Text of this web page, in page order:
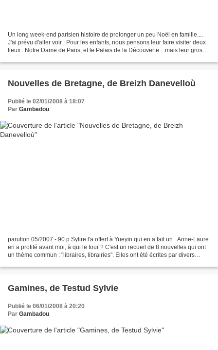
Un long week-end parisien histoire de prolonger un peu Noël en famille....
J'ai prévu d'aller voir : Pour les enfants, nous pensons leur faire visiter deux
lieux : Notre Dame de Paris, et le Palais de la Découverte... mais leur grosse
Nouvelles de Bretagne, de Breizh Danevelloù
Publié le 02/01/2008 à 18:07
Par Gambadou
parution 05/2007 - 90 p Sylire l'a offert à Yueyin qui en a fait un . Anne-Laure
en a profité avant moi, à qui le tour ? C'est un recueil de 8 nouvelles qui ont
un thème commun : "libraires, librairies". Elles ont été écrites par divers
Gamines, de Testud Sylvie
Publié le 06/01/2008 à 20:20
Par Gambadou